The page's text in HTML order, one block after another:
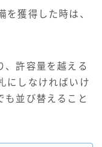
を獲得した時は、
、許容量を越える
にしなければいけ
も並び替えること